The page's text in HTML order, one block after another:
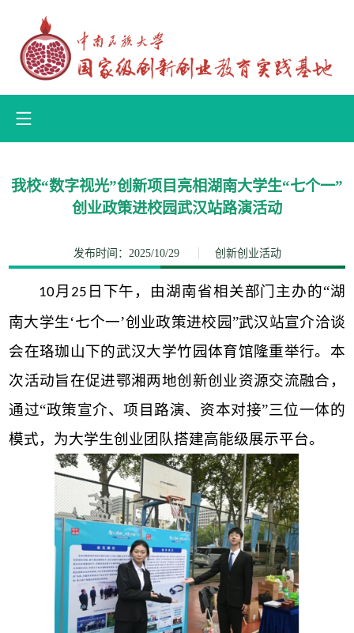
我校“数字视光”创新项目亮相湖南大学生“七个一”
创业政策进校园武汉站路演活动
发布时间：2025/10/29 创新创业活动
10月 25 日下午，由湖南省相关部门主办的“湖
南大学生‘七个一’创业政策进校园”武汉站宣介洽谈
会在珞珈山下的武汉大学竹园体育馆隆重举行。本
次活动旨在促进鄂湘两地创新创业资源交流融合，
通过“政策宣介、项目路演、资本对接”三位一体的
模式，为大学生创业团队搭建高能级展示平台。